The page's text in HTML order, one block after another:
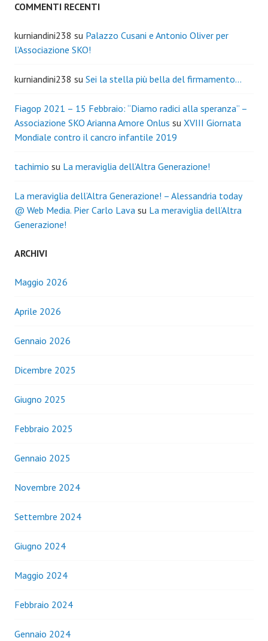
COMMENTI RECENTI
kurniandini238 su Palazzo Cusani e Antonio Oliver per
l’Associazione SKO!
kurniandini238 su Sei la stella più bella del firmamento…
Fiagop 2021 – 15 Febbraio: “Diamo radici alla speranza” –
Associazione SKO Arianna Amore Onlus su XVIII Giornata
Mondiale contro il cancro infantile 2019
tachimio su La meraviglia dell’Altra Generazione!
La meraviglia dell’Altra Generazione! – Alessandria today
@ Web Media. Pier Carlo Lava su La meraviglia dell’Altra
Generazione!
ARCHIVI
Maggio 2026
Aprile 2026
Gennaio 2026
Dicembre 2025
Giugno 2025
Febbraio 2025
Gennaio 2025
Novembre 2024
Settembre 2024
Giugno 2024
Maggio 2024
Febbraio 2024
Gennaio 2024